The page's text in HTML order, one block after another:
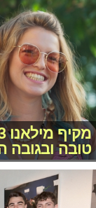
טובה ובגובה